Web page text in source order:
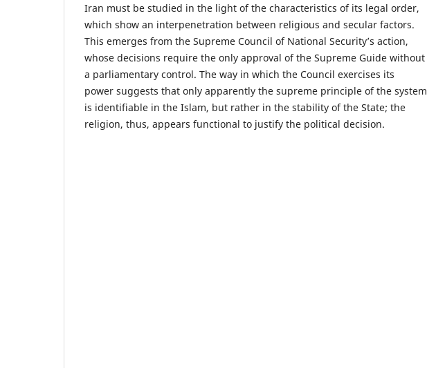
Iran must be studied in the light of the characteristics of its legal order,
which show an interpenetration between religious and secular factors.
This emerges from the Supreme Council of National Security’s action,
whose decisions require the only approval of the Supreme Guide without
a parliamentary control. The way in which the Council exercises its
power suggests that only apparently the supreme principle of the system
is identifiable in the Islam, but rather in the stability of the State; the
religion, thus, appears functional to justify the political decision.